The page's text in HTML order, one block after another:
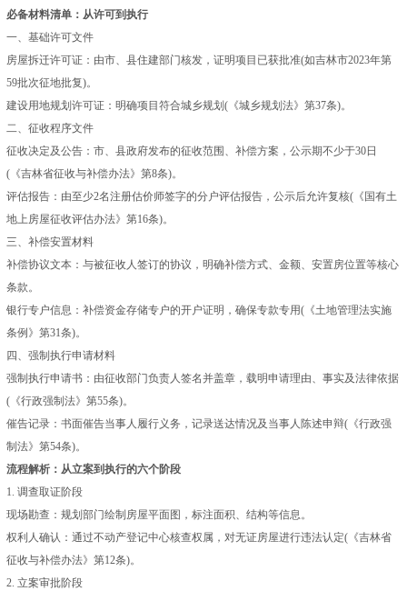
必备材料清单：从许可到执行
一、基础许可文件
房屋拆迁许可证：由市、县住建部门核发，证明项目已获批准(如吉林市2023年第
59批次征地批复)。
建设用地规划许可证：明确项目符合城乡规划(《城乡规划法》第37条)。
二、征收程序文件
征收决定及公告：市、县政府发布的征收范围、补偿方案，公示期不少于30日
(《吉林省征收与补偿办法》第8条)。
评估报告：由至少2名注册估价师签字的分户评估报告，公示后允许复核(《国有土
地上房屋征收评估办法》第16条)。
三、补偿安置材料
补偿协议文本：与被征收人签订的协议，明确补偿方式、金额、安置房位置等核心
条款。
银行专户信息：补偿资金存储专户的开户证明，确保专款专用(《土地管理法实施
条例》第31条)。
四、强制执行申请材料
强制执行申请书：由征收部门负责人签名并盖章，载明申请理由、事实及法律依据
(《行政强制法》第55条)。
催告记录：书面催告当事人履行义务，记录送达情况及当事人陈述申辩(《行政强
制法》第54条)。
流程解析：从立案到执行的六个阶段
1. 调查取证阶段
现场勘查：规划部门绘制房屋平面图，标注面积、结构等信息。
权利人确认：通过不动产登记中心核查权属，对无证房屋进行违法认定(《吉林省
征收与补偿办法》第12条)。
2. 立案审批阶段